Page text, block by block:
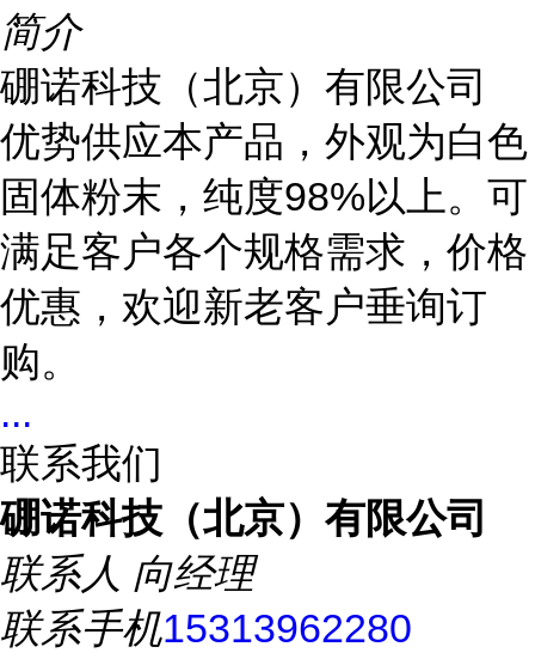
简介
硼诺科技（北京）有限公司
优势供应本产品，外观为白色
固体粉末，纯度98%以上。可
满足客户各个规格需求，价格
优惠，欢迎新老客户垂询订
购。
...
联系我们
硼诺科技（北京）有限公司
联系人 向经理
联系手机15313962280